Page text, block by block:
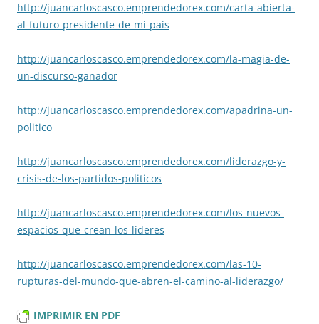
http://juancarloscasco.emprendedorex.com/carta-abierta-
al-futuro-presidente-de-mi-pais
http://juancarloscasco.emprendedorex.com/la-magia-de-
un-discurso-ganador
http://juancarloscasco.emprendedorex.com/apadrina-un-
politico
http://juancarloscasco.emprendedorex.com/liderazgo-y-
crisis-de-los-partidos-politicos
http://juancarloscasco.emprendedorex.com/los-nuevos-
espacios-que-crean-los-lideres
http://juancarloscasco.emprendedorex.com/las-10-
rupturas-del-mundo-que-abren-el-camino-al-liderazgo/
IMPRIMIR EN PDF